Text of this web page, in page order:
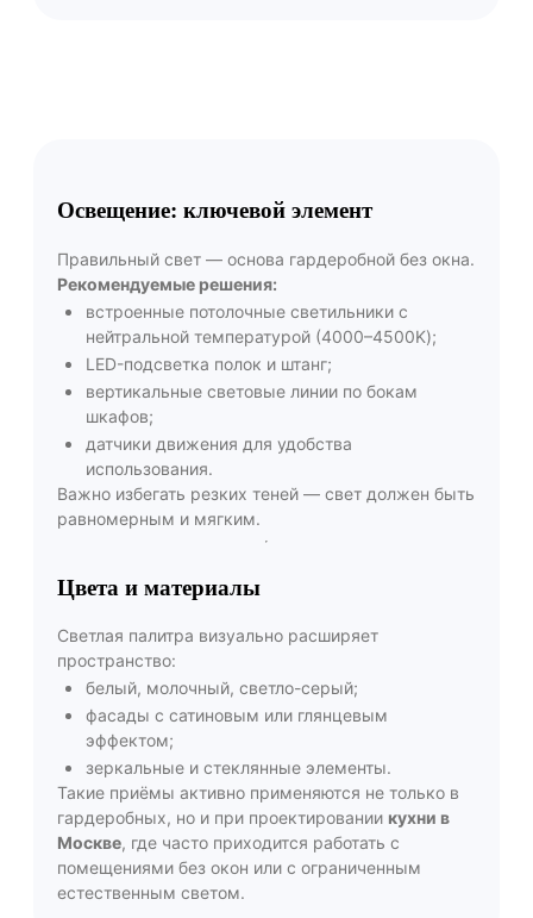
Освещение: ключевой элемент
Правильный свет — основа гардеробной без окна.
Рекомендуемые решения:
встроенные потолочные светильники с
нейтральной температурой (4000–4500K);
LED-подсветка полок и штанг;
вертикальные световые линии по бокам
шкафов;
датчики движения для удобства
использования.
Важно избегать резких теней — свет должен быть
равномерным и мягким.
Цвета и материалы
Светлая палитра визуально расширяет
пространство:
белый, молочный, светло-серый;
фасады с сатиновым или глянцевым
эффектом;
зеркальные и стеклянные элементы.
Такие приёмы активно применяются не только в
гардеробных, но и при проектировании кухни в
Москве, где часто приходится работать с
помещениями без окон или с ограниченным
естественным светом.